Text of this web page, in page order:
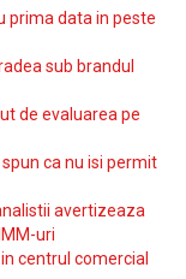
prima data in peste
sub brandul
de evaluarea pe
ca nu isi permit
avertizeaza
uri
centrul comercial